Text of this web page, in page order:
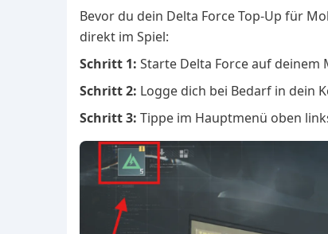
Bevor du dein Delta Force Top-Up für
direkt im Spiel:
Schritt 1: Starte Delta Force auf deinem
Schritt 2: Logge dich bei Bedarf in dein
Schritt 3: Tippe im Hauptmenü oben